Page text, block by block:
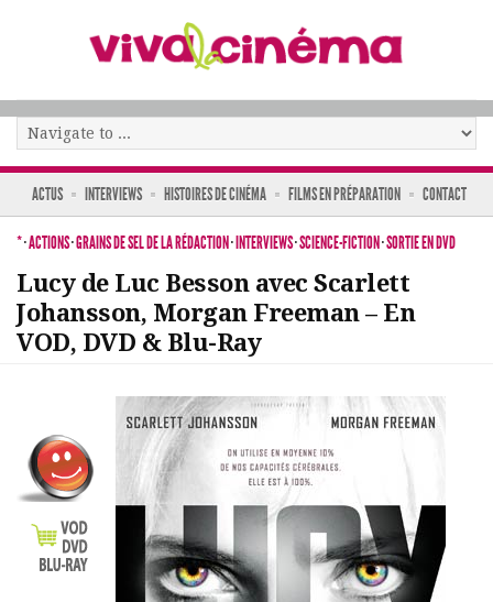
ACTUS INTERVIEWS HISTOIRES DE CINÉMA FILMS EN PRÉPARATION CONTACT
*·ACTIONS·GRAINS DE SEL DE LA RÉDACTION·INTERVIEWS·SCIENCE-FICTION·SORTIE EN DVD
Lucy de Luc Besson avec Scarlett
Johansson, Morgan Freeman – En
VOD, DVD & Blu-Ray